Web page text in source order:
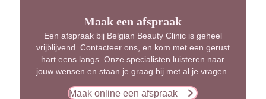
Maak een afspraak
Een afspraak bij Belgian Beauty Clinic is geheel
vrijblijvend. Contacteer ons, en kom met een gerust
hart eens langs. Onze specialisten luisteren naar
jouw wensen en staan je graag bij met al je vragen.
Maak online een afspraak